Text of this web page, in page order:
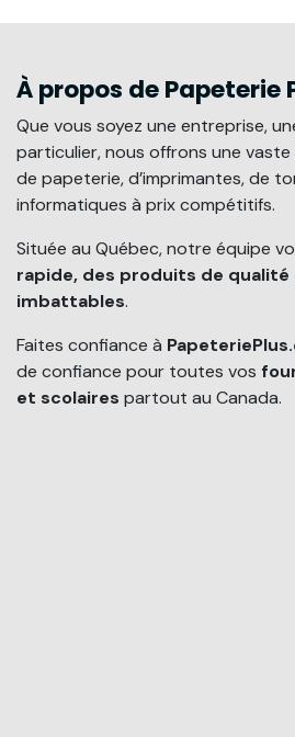
À propos de Papeterie
Que vous soyez une entreprise,
particulier, nous offrons une
de papeterie, d’imprimantes, de
informatiques à prix compétitifs.
Située au Québec, notre équipe
rapide, des produits de
imbattables.
Faites confiance à
de confiance pour toutes vos
et scolaires partout au Canada.